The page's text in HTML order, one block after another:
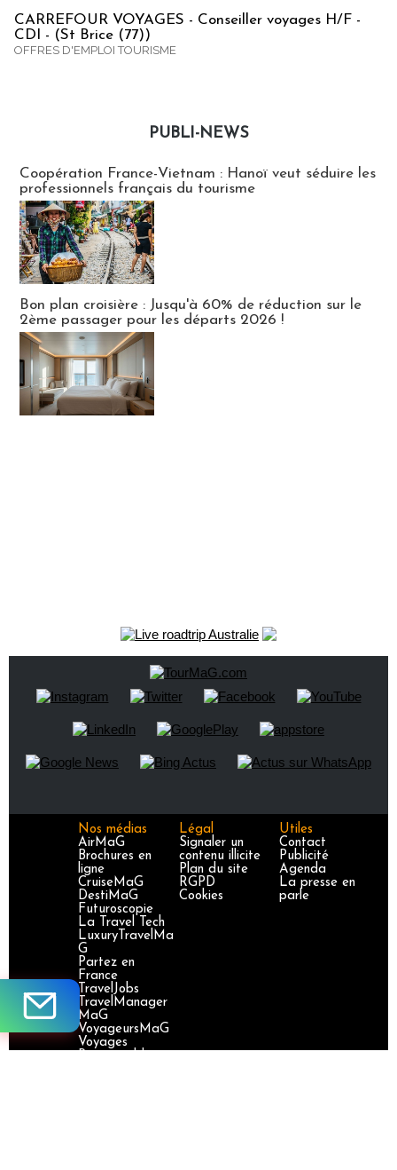
CARREFOUR VOYAGES - Conseiller voyages H/F -
CDI - (St Brice (77))
OFFRES D'EMPLOI TOURISME
PUBLI-NEWS
Coopération France-Vietnam : Hanoï veut séduire les
professionnels français du tourisme
Bon plan croisière : Jusqu'à 60% de réduction sur le
2ème passager pour les départs 2026 !
Nos médias
AirMaG
Brochures en
ligne
CruiseMaG
DestiMaG
Futuroscopie
La Travel Tech
LuxuryTravelMa
G
Partez en
France
TravelJobs
TravelManager
MaG
VoyageursMaG
Voyages
Légal
Signaler un
contenu illicite
Plan du site
RGPD
Cookies
Utiles
Contact
Publicité
Agenda
La presse en
parle